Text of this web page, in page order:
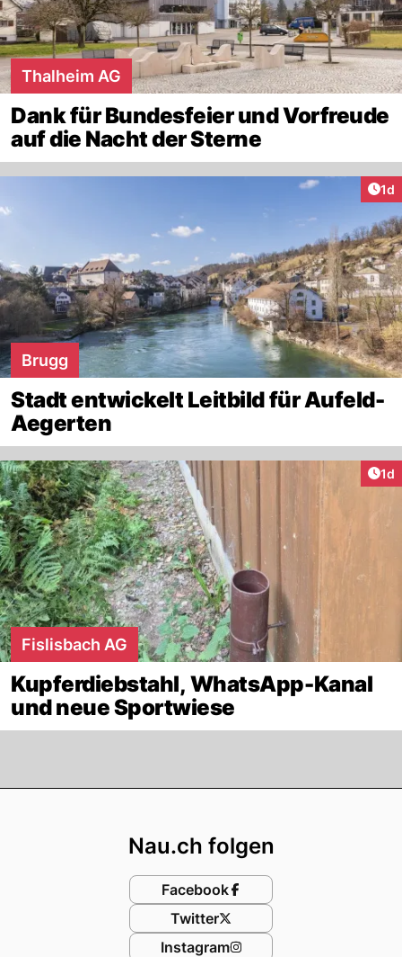
Thalheim AG
Dank für Bundesfeier und Vorfreude
auf die Nacht der Sterne
1d
Brugg
Stadt entwickelt Leitbild für Aufeld-
Aegerten
1d
Fislisbach AG
Kupferdiebstahl, WhatsApp-Kanal
und neue Sportwiese
Nau.ch folgen
Facebook
Twitter
Instagram